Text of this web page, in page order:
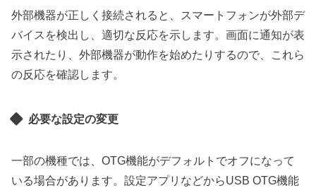
外部機器が正しく接続されると、スマートフォンが外部デ
バイスを検出し、適切な反応を示します。画面に通知が表
示されたり、外部機器が動作を始めたりするので、これら
の反応を確認します。
必要な設定の変更
一部の機種では、OTG機能がデフォルトでオフになって
いる場合があります。設定アプリなどからUSB OTG機能